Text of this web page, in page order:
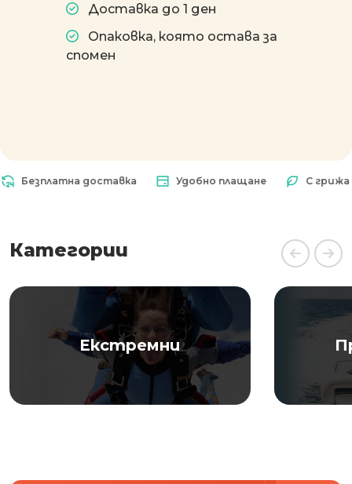
Доставка до 1 ден
Опаковка, която остава за
спомен
доставка Удобно плащане С грижа за
Категории
Екстремни